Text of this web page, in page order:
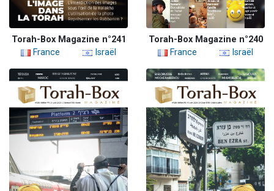
Torah-Box Magazine n°241
France
Israël
Torah-Box Magazine n°240
France
Israël